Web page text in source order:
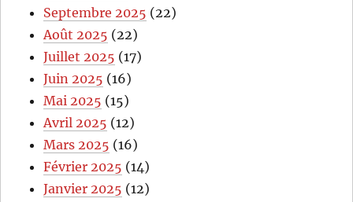
Septembre 2025 (22)
Août 2025 (22)
Juillet 2025 (17)
Juin 2025 (16)
Mai 2025 (15)
Avril 2025 (12)
Mars 2025 (16)
Février 2025 (14)
Janvier 2025 (12)